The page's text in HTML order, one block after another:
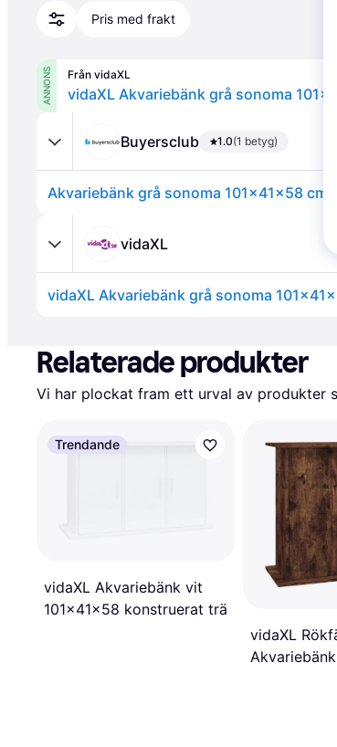
Pris med frakt
ANNONS Från vidaXL
vidaXL Akvariebänk grå sonoma
Buyersclub 1.0(1 betyg)
Akvariebänk grå sonoma 101x41x58 cm
vidaXL
vidaXL Akvariebänk grå sonoma
Relaterade produkter
Vi har plockat fram ett urval av produkter
Trendande
vidaXL Akvariebänk vit
101x41x58 konstruerat trä
vidaXL